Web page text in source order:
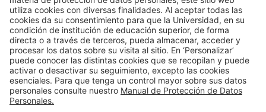
Mapa del sitio arrow_outward
Síguenos
LinkedIn
Instagram
Facebook